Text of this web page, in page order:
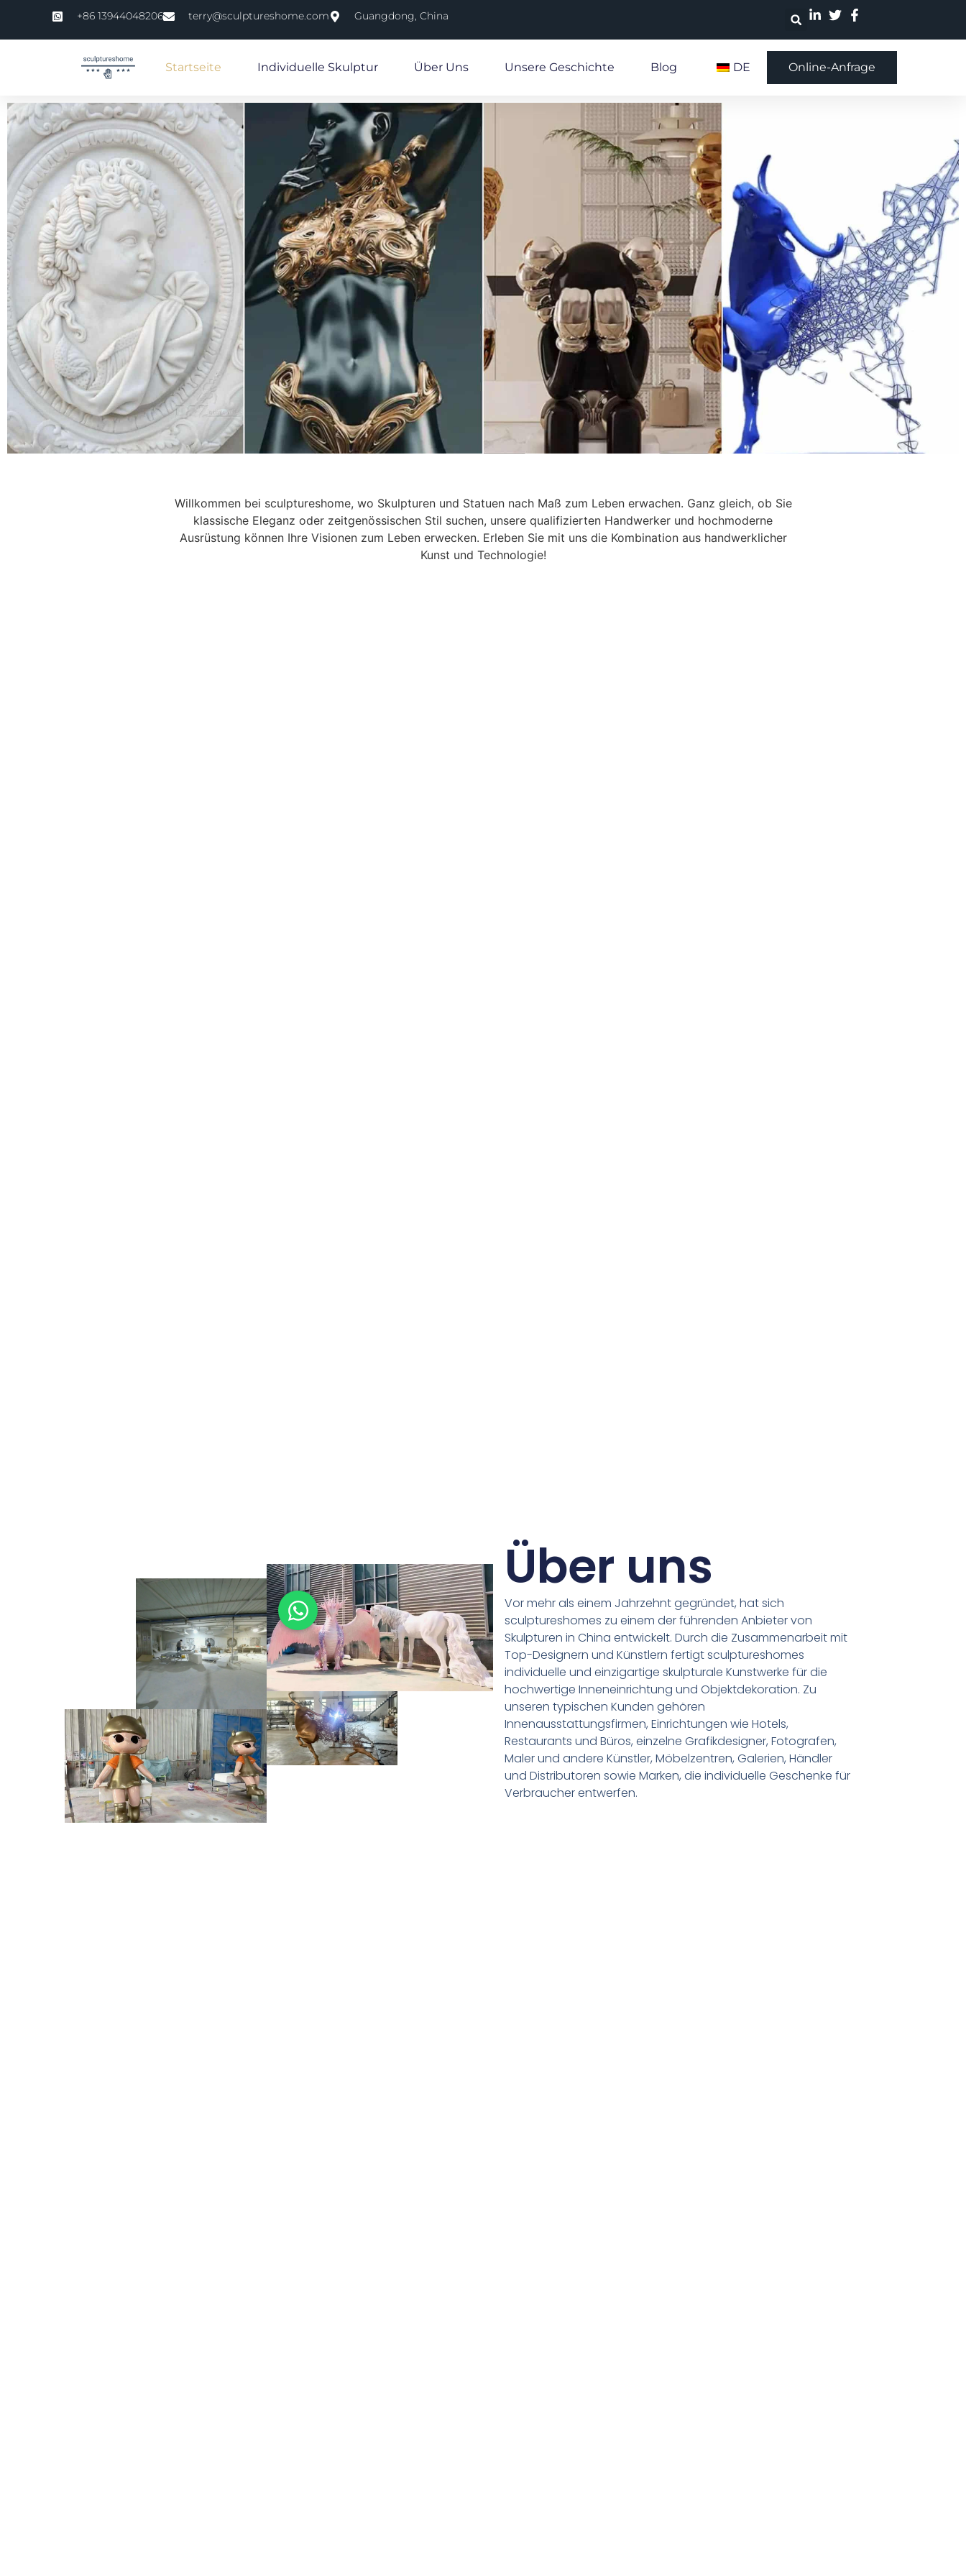
+86 13944048206 terry@sculptureshome.com Guangdong, China
Startseite Individuelle Skulptur Über Uns Unsere Geschichte Blog DE Online-Anfrage
benutzerdefinierte skulptur Hersteller &
Fabrik in China
Willkommen bei sculptureshome, wo Skulpturen und Statuen nach Maß zum Leben erwachen. Ganz gleich, ob Sie
klassische Eleganz oder zeitgenössischen Stil suchen, unsere qualifizierten Handwerker und hochmoderne
Ausrüstung können Ihre Visionen zum Leben erwecken. Erleben Sie mit uns die Kombination aus handwerklicher
Kunst und Technologie!
Über uns
Vor mehr als einem Jahrzehnt gegründet, hat sich
sculptureshomes zu einem der führenden Anbieter von
Skulpturen in China entwickelt. Durch die Zusammenarbeit mit
Top-Designern und Künstlern fertigt sculptureshomes
individuelle und einzigartige skulpturale Kunstwerke für die
hochwertige Inneneinrichtung und Objektdekoration. Zu
unseren typischen Kunden gehören
Innenausstattungsfirmen, Einrichtungen wie Hotels,
Restaurants und Büros, einzelne Grafikdesigner, Fotografen,
Maler und andere Künstler, Möbelzentren, Galerien, Händler
und Distributoren sowie Marken, die individuelle Geschenke für
Verbraucher entwerfen.